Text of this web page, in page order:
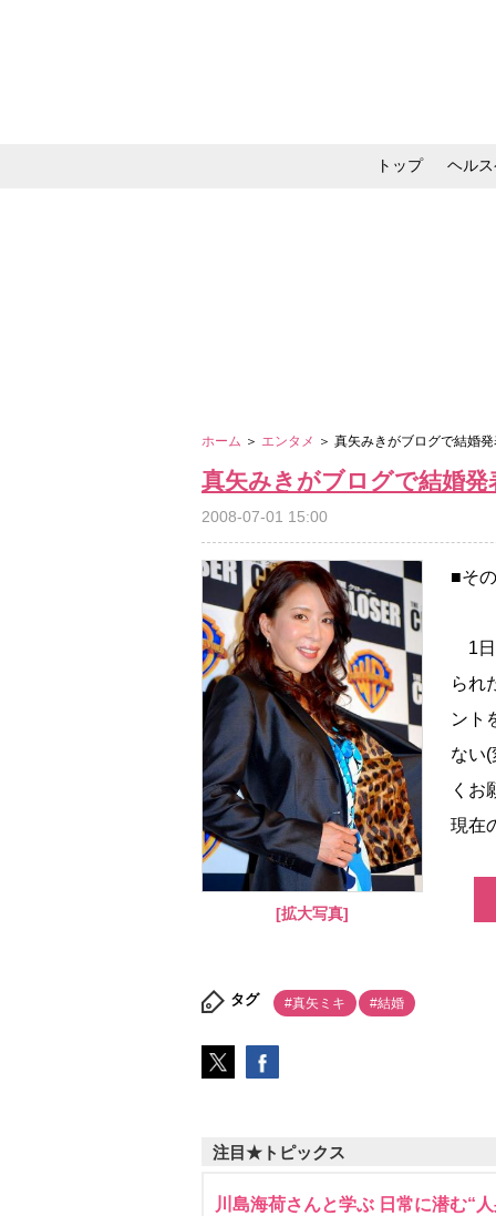
トップ ヘル
ホーム ＞ エンタメ ＞ 真矢みきがブログで結婚
真矢みきがブログで結婚
2008-07-01 15:00
[拡大写真]
■そ
1日
られ
ント
ない
くお
現在
タグ #真矢ミキ #結婚
注目★トピックス
川島海荷さんと学ぶ 日常に潜む“